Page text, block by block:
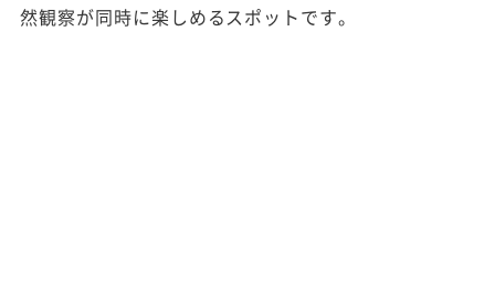
然観察が同時に楽しめるスポットです。